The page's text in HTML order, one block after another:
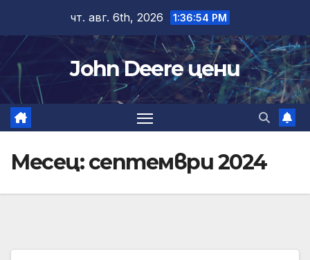
content
чт. авг. 6th, 2026 1:36:54 PM
John Deere цени
Месец:септември 2024